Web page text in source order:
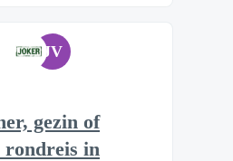
JV
gezin of
rondreis in